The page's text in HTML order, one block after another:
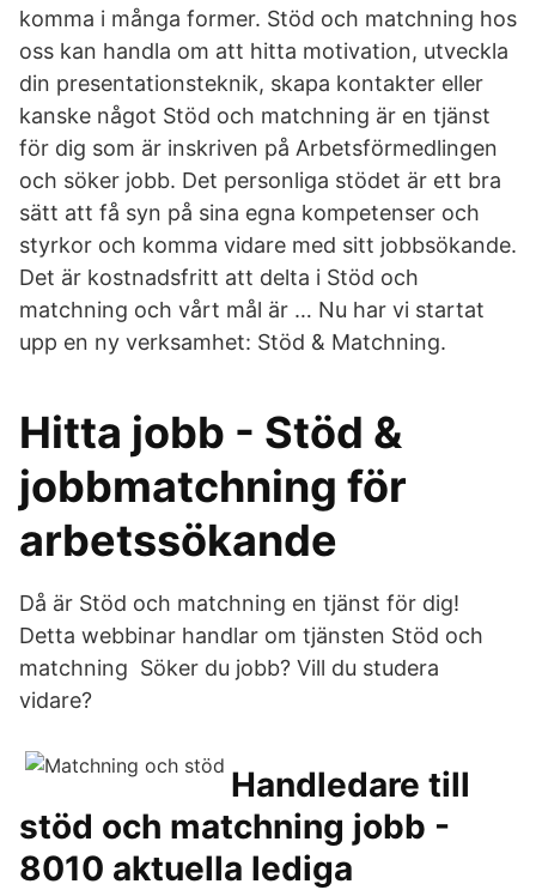
komma i många former. Stöd och matchning hos
oss kan handla om att hitta motivation, utveckla
din presentationsteknik, skapa kontakter eller
kanske något Stöd och matchning är en tjänst
för dig som är inskriven på Arbetsförmedlingen
och söker jobb. Det personliga stödet är ett bra
sätt att få syn på sina egna kompetenser och
styrkor och komma vidare med sitt jobbsökande.
Det är kostnadsfritt att delta i Stöd och
matchning och vårt mål är … Nu har vi startat
upp en ny verksamhet: Stöd & Matchning.
Hitta jobb - Stöd &
jobbmatchning för
arbetssökande
Då är Stöd och matchning en tjänst för dig!
Detta webbinar handlar om tjänsten Stöd och
matchning Söker du jobb? Vill du studera
vidare?
Handledare till
stöd och matchning jobb -
8010 aktuella lediga